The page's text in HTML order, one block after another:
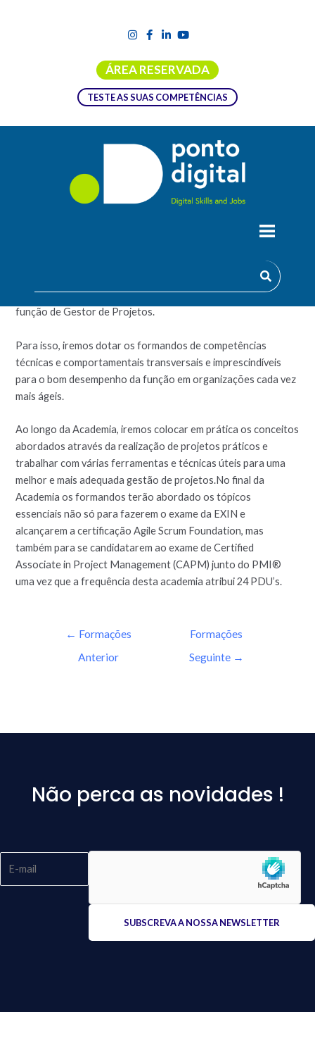
ÁREA RESERVADA
TESTE AS SUAS COMPETÊNCIAS
A Academia Project Manager aborda todos os conceitos
necessários para que um profissional possa desempenhar a
função de Gestor de Projetos.
Para isso, iremos dotar os formandos de competências
técnicas e comportamentais transversais e imprescindíveis
para o bom desempenho da função em organizações cada vez
mais ágeis.
Ao longo da Academia, iremos colocar em prática os conceitos
abordados através da realização de projetos práticos e
trabalhar com várias ferramentas e técnicas úteis para uma
melhor e mais adequada gestão de projetos.No final da
Academia os formandos terão abordado os tópicos
essenciais não só para fazerem o exame da EXIN e
alcançarem a certificação Agile Scrum Foundation, mas
também para se candidatarem ao exame de Certified
Associate in Project Management (CAPM) junto do PMI®
uma vez que a frequência desta academia atribui 24 PDU’s.
← Formações
Anterior
Formações
Seguinte →
Não perca as novidades !